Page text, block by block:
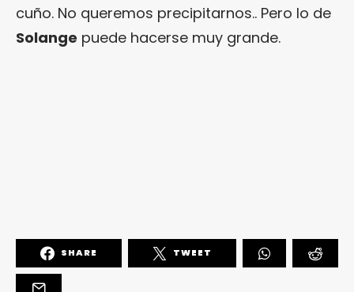
cuño. No queremos precipitarnos.. Pero lo de
Solange puede hacerse muy grande.
SHARE TWEET